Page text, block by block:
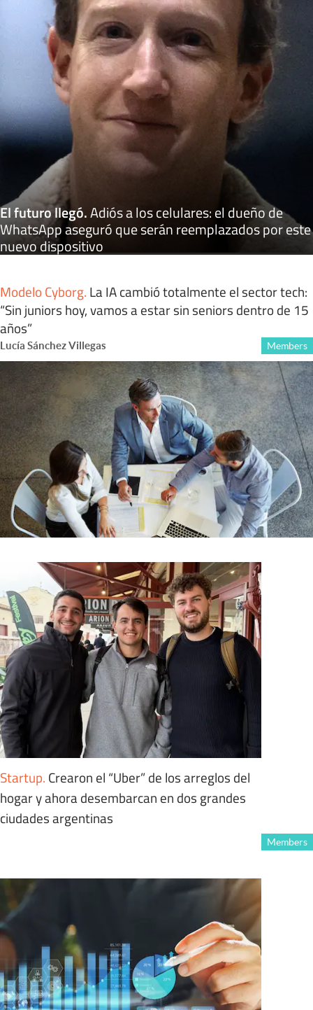
El futuro llegó.Adiós a los celulares: el dueño de
WhatsApp aseguró que serán reemplazados por este
nuevo dispositivo
Modelo Cyborg. La IA cambió totalmente el sector tech:
“Sin juniors hoy, vamos a estar sin seniors dentro de 15
años”
Lucía Sánchez Villegas Members
Startup. Crearon el “Uber” de los arreglos del
hogar y ahora desembarcan en dos grandes
ciudades argentinas
Members